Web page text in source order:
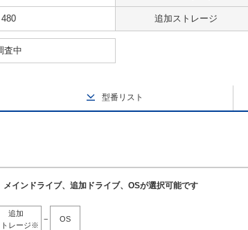
480 追加ストレージ
査中
型番リスト
インドライブ、追加ドライブ、OSが選択可能です
追加
トレージ※
− OS